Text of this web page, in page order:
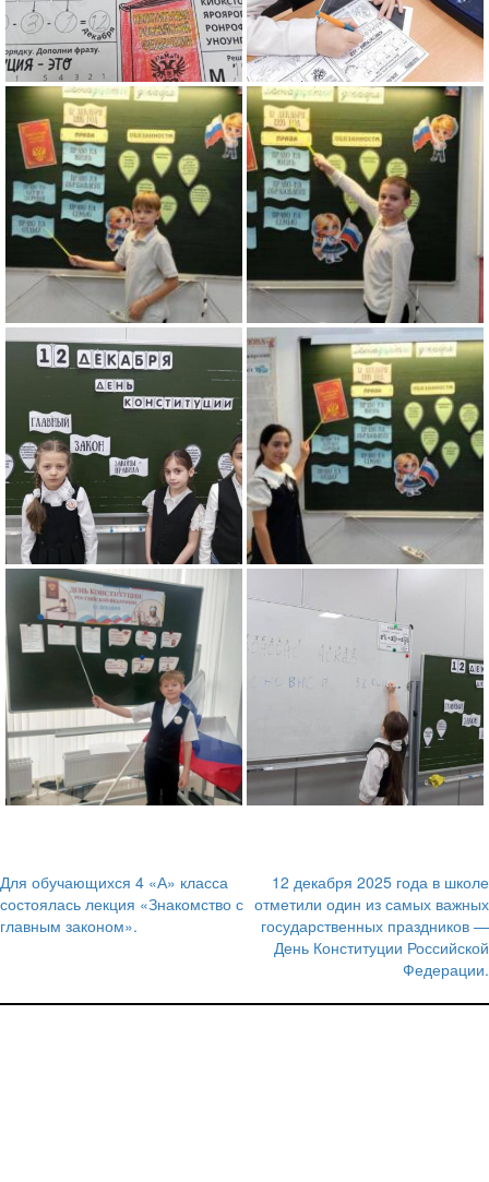
Навигация
по
Для обучающихся 4 «А» класса
состоялась лекция «Знакомство с
главным законом».
12 декабря 2025 года в школе
отметили один из самых важных
государственных праздников —
День Конституции Российской
Федерации.